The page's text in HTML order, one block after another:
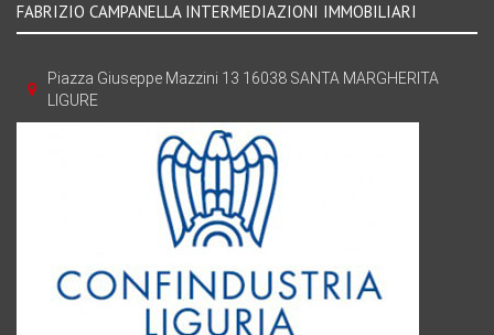
FABRIZIO CAMPANELLA INTERMEDIAZIONI IMMOBILIARI
Piazza Giuseppe Mazzini 13 16038 SANTA MARGHERITA
LIGURE